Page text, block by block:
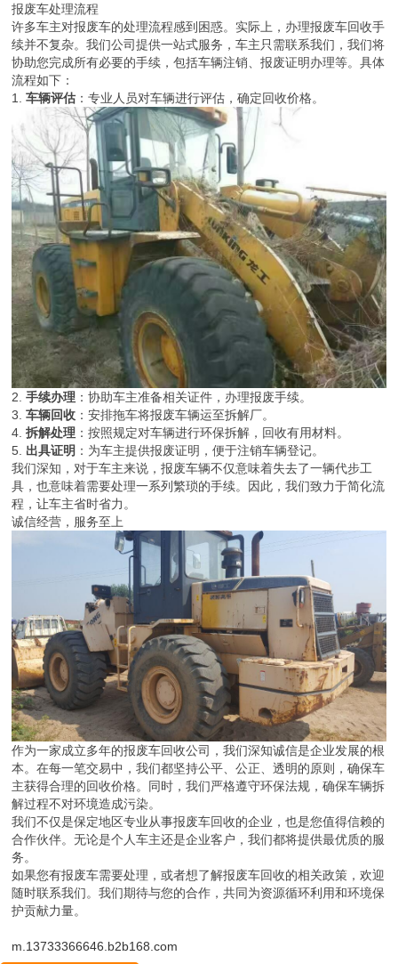
报废车处理流程
许多车主对报废车的处理流程感到困惑。实际上，办理报废车回收手
续并不复杂。我们公司提供一站式服务，车主只需联系我们，我们将
协助您完成所有必要的手续，包括车辆注销、报废证明办理等。具体
流程如下：
1.车辆评估 ：专业人员对车辆进行评估，确定回收价格。
2.手续办理 ：协助车主准备相关证件，办理报废手续。
3.车辆回收 ：安排拖车将报废车辆运至拆解厂。
4.拆解处理 ：按照规定对车辆进行环保拆解，回收有用材料。
5. 出具证明 ：为车主提供报废证明，便于注销车辆登记。
我们深知，对于车主来说，报废车辆不仅意味着失去了一辆代步工
具，也意味着需要处理一系列繁琐的手续。因此，我们致力于简化流
程，让车主省时省力。
诚信经营，服务至上
作为一家成立多年的报废车回收公司，我们深知诚信是企业发展的根
本。在每一笔交易中，我们都坚持公平、公正、透明的原则，确保车
主获得合理的回收价格。同时，我们严格遵守环保法规，确保车辆拆
解过程不对环境造成污染。
我们不仅是保定地区专业从事报废车回收的企业，也是您值得信赖的
合作伙伴。无论是个人车主还是企业客户，我们都将提供最优质的服
务。
如果您有报废车需要处理，或者想了解报废车回收的相关政策，欢迎
随时联系我们。我们期待与您的合作，共同为资源循环利用和环境保
护贡献力量。
m.13733366646.b2b168.com